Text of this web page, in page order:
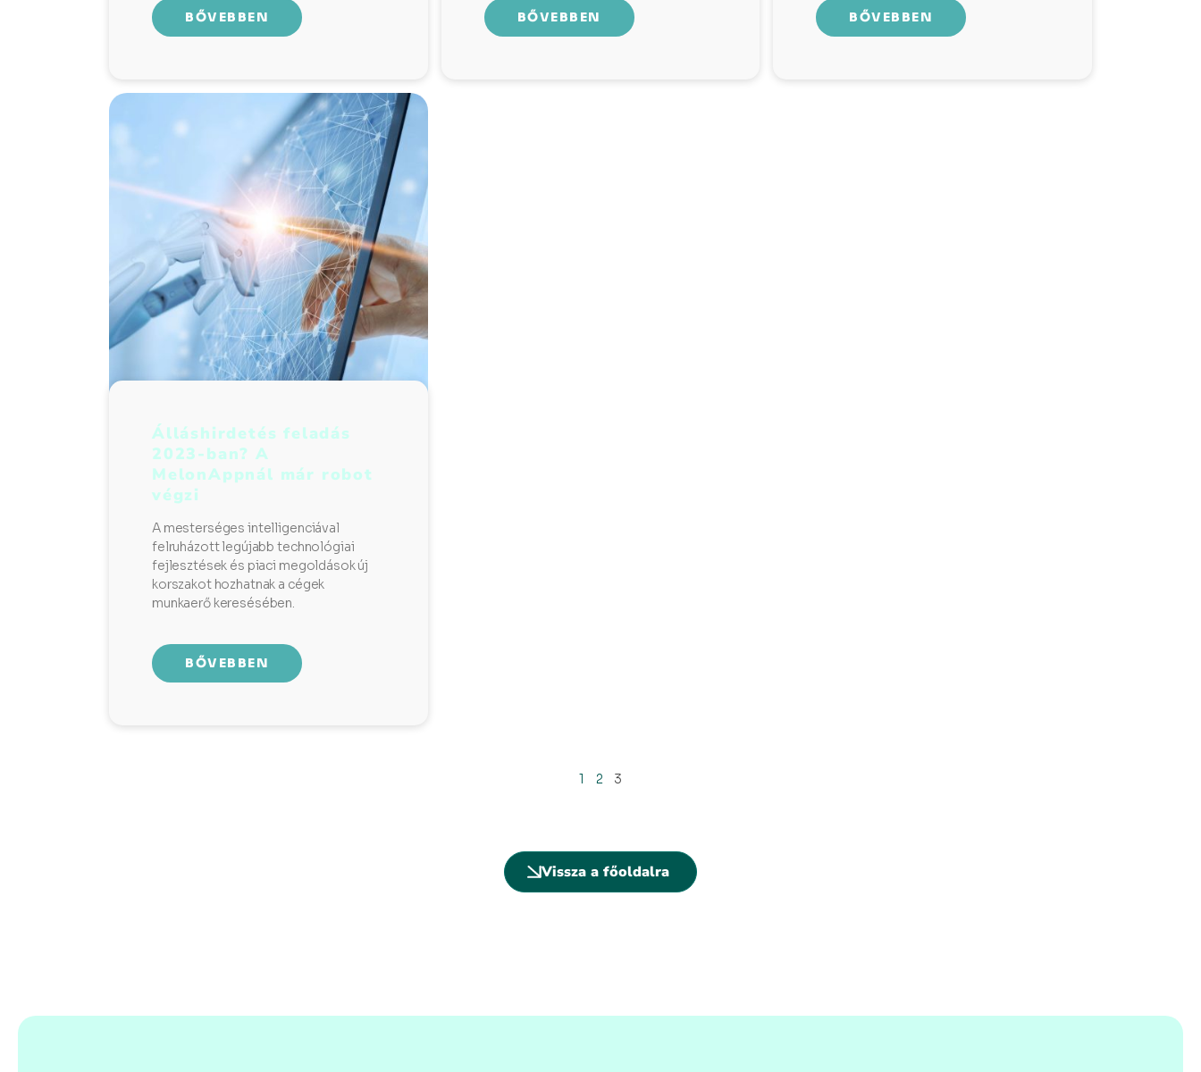
BŐVEBBEN BŐVEBBEN BŐVEBBEN
Álláshirdetés feladás
2023-ban? A
MelonAppnál már robot
végzi
A mesterséges intelligenciával
felruházott legújabb technológiai
fejlesztések és piaci megoldások új
korszakot hozhatnak a cégek
munkaerő keresésében.
BŐVEBBEN
1 2 3
Vissza a főoldalra